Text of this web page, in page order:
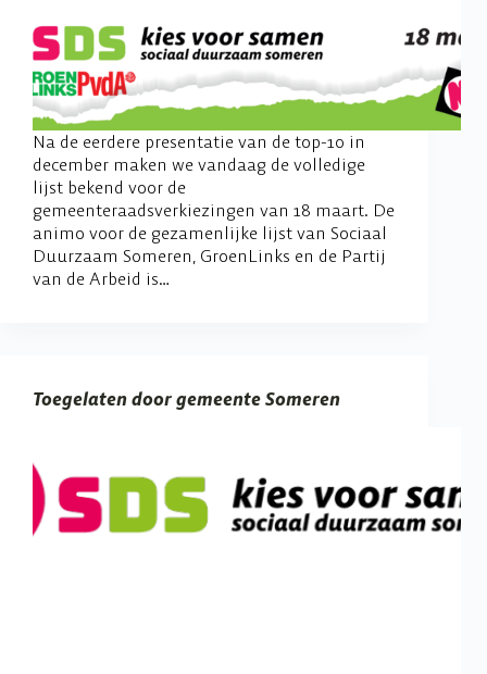
Na de eerdere presentatie van de top-10 in
december maken we vandaag de volledige
lijst bekend voor de
gemeenteraadsverkiezingen van 18 maart. De
animo voor de gezamenlijke lijst van Sociaal
Duurzaam Someren, GroenLinks en de Partij
van de Arbeid is…
Toegelaten door gemeente Someren